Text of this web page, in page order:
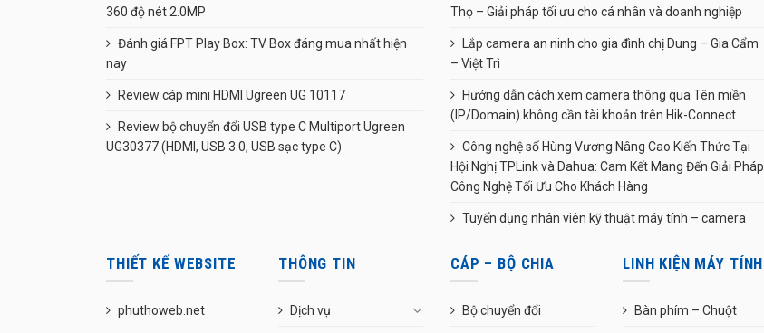
360 độ nét 2.0MP
Đánh giá FPT Play Box: TV Box đáng mua nhất hiện
nay
Review cáp mini HDMI Ugreen UG 10117
Review bộ chuyển đổi USB type C Multiport Ugreen
UG30377 (HDMI, USB 3.0, USB sạc type C)
Thọ – Giải pháp tối ưu cho cá nhân và doanh nghiệp
Lắp camera an ninh cho gia đình chị Dung – Gia Cẩm
– Việt Trì
Hướng dẫn cách xem camera thông qua Tên miền
(IP/Domain) không cần tài khoản trên Hik-Connect
Công nghệ số Hùng Vương Nâng Cao Kiến Thức Tại
Hội Nghị TPLink và Dahua: Cam Kết Mang Đến Giải Pháp
Công Nghệ Tối Ưu Cho Khách Hàng
Tuyển dụng nhân viên kỹ thuật máy tính – camera
THIẾT KẾ WEBSITE
phuthoweb.net
THÔNG TIN
Dịch vụ
CÁP – BỘ CHIA
Bộ chuyển đổi
LINH KIỆN MÁY TÍNH
Bàn phím – Chuột